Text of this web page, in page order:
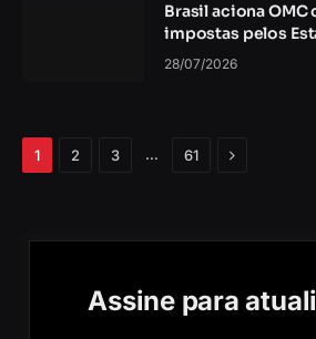
Brasil aciona
impostas pelos
28/07/2026
1 2 3 … 61 Próximo
Assine para